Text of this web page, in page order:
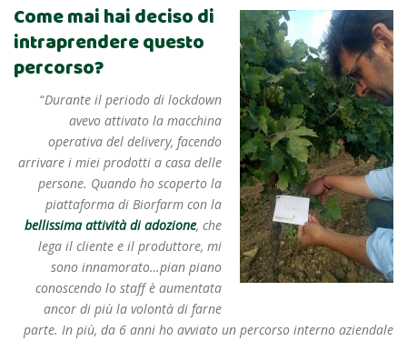
Come mai hai deciso di
intraprendere questo
percorso?
“Durante il periodo di lockdown
avevo attivato la macchina
operativa del delivery, facendo
arrivare i miei prodotti a casa delle
persone. Quando ho scoperto la
piattaforma di Biorfarm con la
bellissima attività di adozione, che
lega il cliente e il produttore, mi
sono innamorato…pian piano
conoscendo lo staff è aumentata
ancor di più la volontà di farne
parte. In più, da 6 anni ho avviato un percorso interno aziendale